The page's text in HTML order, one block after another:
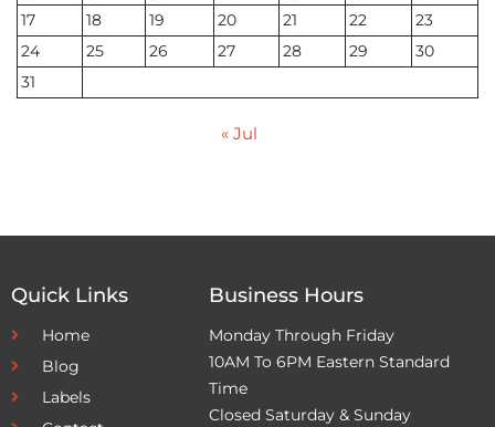
17
18 19 20 21 22
23
24
25 26 27 28 29
30
31
« Jul
Quick Links
Home
Blog
Labels
Business Hours
Monday Through Friday
10AM To 6PM Eastern Standard
Time
Closed Saturday & Sunday